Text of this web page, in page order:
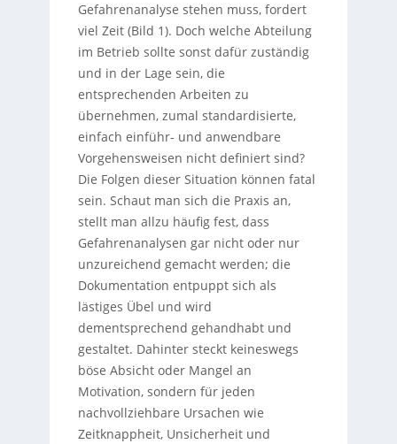
Gefahrenanalyse stehen muss, fordert
viel Zeit (Bild 1). Doch welche Abteilung
im Betrieb sollte sonst dafür zuständig
und in der Lage sein, die
entsprechenden Arbeiten zu
übernehmen, zumal standardisierte,
einfach einführ- und anwendbare
Vorgehensweisen nicht definiert sind?
Die Folgen dieser Situation können fatal
sein. Schaut man sich die Praxis an,
stellt man allzu häufig fest, dass
Gefahrenanalysen gar nicht oder nur
unzureichend gemacht werden; die
Dokumentation entpuppt sich als
lästiges Übel und wird
dementsprechend gehandhabt und
gestaltet. Dahinter steckt keineswegs
böse Absicht oder Mangel an
Motivation, sondern für jeden
nachvollziehbare Ursachen wie
Zeitknappheit, Unsicherheit und